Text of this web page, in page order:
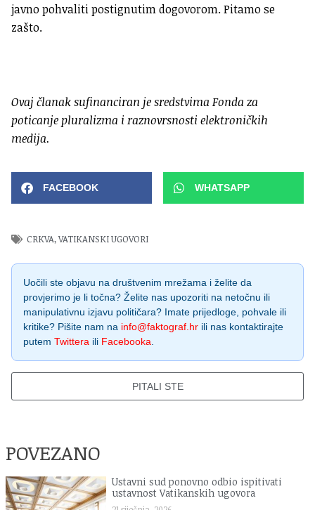
javno pohvaliti postignutim dogovorom. Pitamo se
zašto.
Ovaj članak sufinanciran je sredstvima Fonda za
poticanje pluralizma i raznovrsnosti elektroničkih
medija.
FACEBOOK WHATSAPP
CRKVA,VATIKANSKI UGOVORI
Uočili ste objavu na društvenim mrežama i želite da
provjerimo je li točna? Želite nas upozoriti na netočnu ili
manipulativnu izjavu političara? Imate prijedloge, pohvale ili
kritike? Pišite nam na info@faktograf.hr ili nas kontaktirajte
putem Twittera ili Facebooka.
PITALI STE
POVEZANO
Ustavni sud ponovno odbio ispitivati
ustavnost Vatikanskih ugovora